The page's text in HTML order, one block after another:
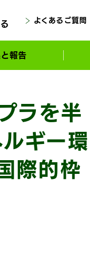
よくあるご質問
報告
ラを半
ギー環
際的枠